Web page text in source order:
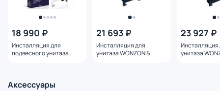
18 990 ₽
Инсталляция для
подвесного унитаза
21 693 ₽
Инсталляция для
унитаза WONZON &
23 927 ₽
Инсталляция
унитаза
Аксессуары